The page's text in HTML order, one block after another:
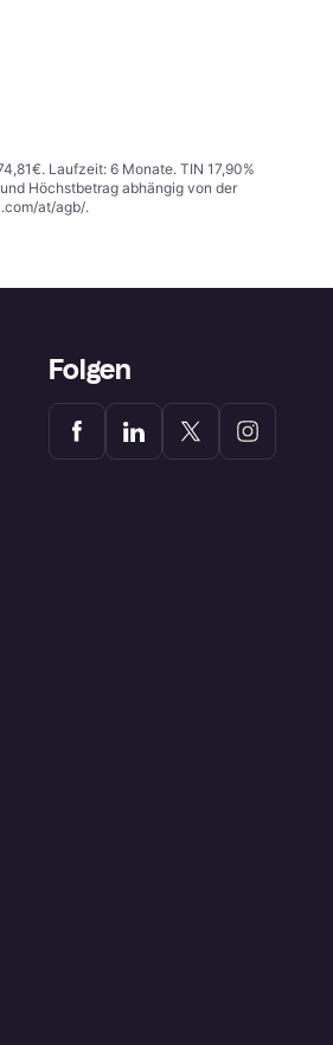
Laufzeit: 6 Monate. TIN 17,90%
Höchstbetrag abhängig von der
at/agb/.
Folgen